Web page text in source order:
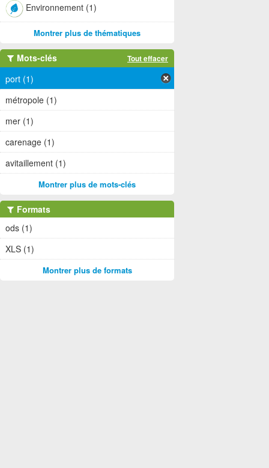
Environnement (1)
Montrer plus de thématiques
Mots-clés Tout effacer
port (1)
métropole (1)
mer (1)
carenage (1)
avitaillement (1)
Montrer plus de mots-clés
Formats
ods (1)
XLS (1)
Montrer plus de formats